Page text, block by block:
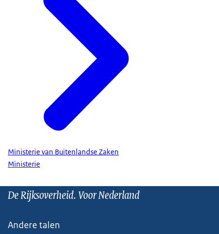
Ministerie van Buitenlandse Zaken
Ministerie
De Rijksoverheid. Voor Nederland
Andere talen